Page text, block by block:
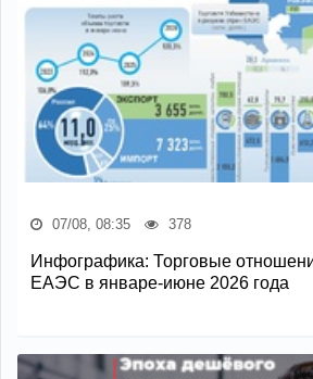
07/08, 08:35 378
Инфографика: Торговые
ЕАЭС в январе-июне 2026 года